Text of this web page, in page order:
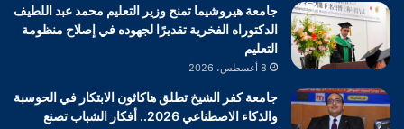
جامعة هيروشيما تمنح وزير التعليم محمد عبد اللطيف
الدكتوراه الفخرية تقديرًا لجهوده في إصلاح منظومة
التعليم
8 أغسطس، 2026
جامعة كفر الشيخ تطلق هاكاثون الابتكار في الحوسبة
والذكاء الاصطناعي 2026.. أفكار الشباب تصنع